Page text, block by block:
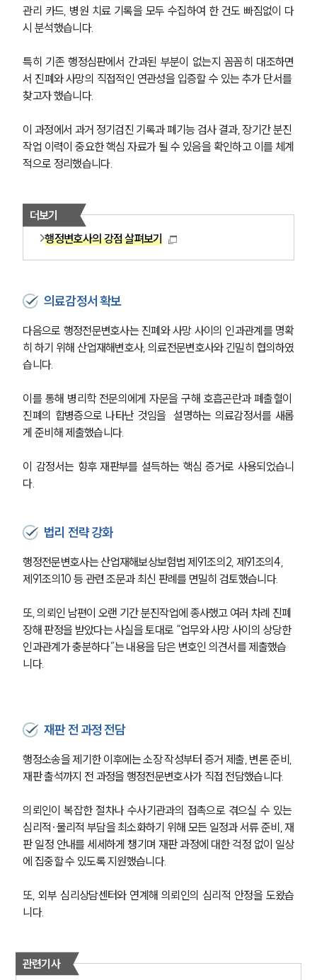
그룹소개
대륜의 강점
오시는 길
고객의 소리
통합검색
AI대륜
고객후기
관리 카드, 병원 치료 기록을 모두 수집하여 한 건도 빠짐없이 다
시 분석했습니다.
특히 기존 행정심판에서 간과된 부분이 없는지 꼼꼼히 대조하면
서 진폐와 사망의 직접적인 연관성을 입증할 수 있는 추가 단서를
찾고자 했습니다.
이 과정에서 과거 정기검진 기록과 폐기능 검사 결과, 장기간 분진
작업 이력이 중요한 핵심 자료가 될 수 있음을 확인하고 이를 체계
적으로 정리했습니다.
더보기
행정변호사의 강점 살펴보기
의료감정서 확보
다음으로 행정전문변호사는 진폐와 사망 사이의 인과관계를 명확
히 하기 위해 산업재해변호사, 의료전문변호사와 긴밀히 협의하였
습니다.
이를 통해 병리학 전문의에게 자문을 구해 호흡곤란과 폐출혈이
진폐의 합병증으로 나타난 것임을  설명하는 의료감정서를 새롭
게 준비해 제출했습니다.
이 감정서는 향후 재판부를 설득하는 핵심 증거로 사용되었습니
다.
법리 전략 강화
행정전문변호사는 산업재해보상보험법 제91조의2, 제91조의4,
제91조의10 등 관련 조문과 최신 판례를 면밀히 검토했습니다.
또, 의뢰인 남편이 오랜 기간 분진작업에 종사했고 여러 차례 진폐
장해 판정을 받았다는 사실을 토대로 “업무와 사망 사이의 상당한
인과관계가 충분하다”는 내용을 담은 변호인 의견서를 제출했습
니다.
재판 전 과정 전담
행정소송을 제기한 이후에는 소장 작성부터 증거 제출, 변론 준비,
재판 출석까지 전 과정을 행정전문변호사가 직접 전담했습니다.
의뢰인이 복잡한 절차나 수사기관과의 접촉으로 겪으실 수 있는
심리적·물리적 부담을 최소화하기 위해 모든 일정과 서류 준비, 재
판 일정 안내를 세세하게 챙기며 재판 과정에 대한 걱정 없이 일상
에 집중할 수 있도록 지원했습니다.
또, 외부 심리상담센터와 연계해 의뢰인의 심리적 안정을 도왔습
니다.
관련기사